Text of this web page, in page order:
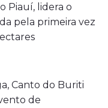
Piauí, lidera o
pela primeira vez
Canto do Buriti
de